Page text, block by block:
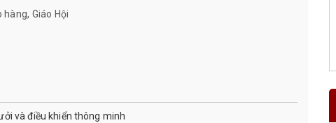
Giáo Hội
và điều khiển thông minh